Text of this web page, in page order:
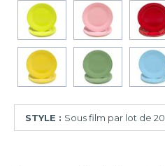
STYLE : Sous film par lot de 20